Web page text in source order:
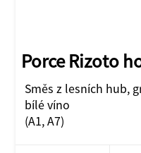
Porce Rizoto
Směs z lesních hub,
bílé víno
(A1, A7)